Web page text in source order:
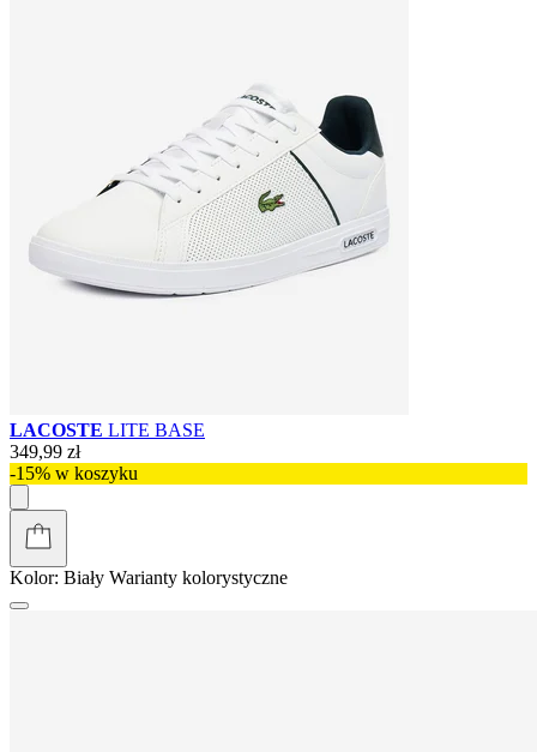
LACOSTE LITE BASE
349,99 zł
-15% w koszyku
Kolor: Biały Warianty kolorystyczne